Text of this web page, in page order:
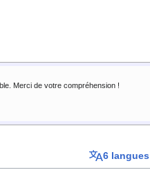
Merci de votre compréhension !
6 langues